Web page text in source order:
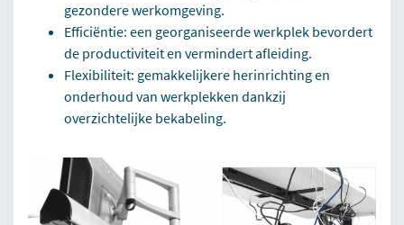
gezondere werkomgeving.
Efficiëntie: een georganiseerde werkplek bevordert
de productiviteit en vermindert afleiding.
Flexibiliteit: gemakkelijkere herinrichting en
onderhoud van werkplekken dankzij
overzichtelijke bekabeling.